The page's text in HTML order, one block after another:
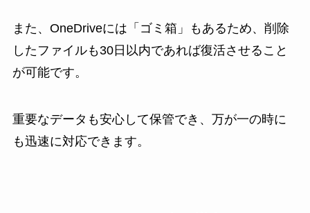
また、OneDriveには「ゴミ箱」もあるため、削除
したファイルも30日以内であれば復活させること
が可能です。
重要なデータも安心して保管でき、万が一の時に
も迅速に対応できます。